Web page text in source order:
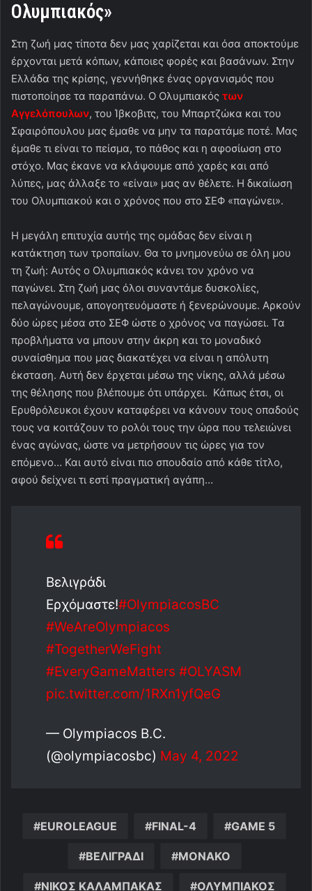
Ολυμπιακός»
Στη ζωή μας τίποτα δεν μας χαρίζεται και όσα αποκτούμε
έρχονται μετά κόπων, κάποιες φορές και βασάνων. Στην
Ελλάδα της κρίσης, γεννήθηκε ένας οργανισμός που
πιστοποίησε τα παραπάνω. Ο Ολυμπιακός των
Αγγελόπουλων, του Ίβκοβιτς, του Μπαρτζώκα και του
Σφαιρόπουλου μας έμαθε να μην τα παρατάμε ποτέ. Μας
έμαθε τι είναι το πείσμα, το πάθος και η αφοσίωση στο
στόχο. Μας έκανε να κλάψουμε από χαρές και από
λύπες, μας άλλαξε το «είναι» μας αν θέλετε. Η δικαίωση
του Ολυμπιακού και ο χρόνος που στο ΣΕΦ «παγώνει».
Η μεγάλη επιτυχία αυτής της ομάδας δεν είναι η
κατάκτηση των τροπαίων. Θα το μνημονεύω σε όλη μου
τη ζωή: Αυτός ο Ολυμπιακός κάνει τον χρόνο να
παγώνει. Στη ζωή μας όλοι συναντάμε δυσκολίες,
πελαγώνουμε, απογοητευόμαστε ή ξενερώνουμε. Αρκούν
δύο ώρες μέσα στο ΣΕΦ ώστε ο χρόνος να παγώσει. Τα
προβλήματα να μπουν στην άκρη και το μοναδικό
συναίσθημα που μας διακατέχει να είναι η απόλυτη
έκσταση. Αυτή δεν έρχεται μέσω της νίκης, αλλά μέσω
της θέλησης που βλέπουμε ότι υπάρχει. Κάπως έτσι, οι
Ερυθρόλευκοι έχουν καταφέρει να κάνουν τους οπαδούς
τους να κοιτάζουν το ρολόι τους την ώρα που τελειώνει
ένας αγώνας, ώστε να μετρήσουν τις ώρες για τον
επόμενο… Και αυτό είναι πιο σπουδαίο από κάθε τίτλο,
αφού δείχνει τι εστί πραγματική αγάπη…
Bελιγράδι
Ερχόμαστε!#OlympiacosBC
#WeAreOlympiacos
#TogetherWeFight
#EveryGameMatters #OLYASM
pic.twitter.com/1RXn1yfQeG
— Olympiacos B.C.
(@olympiacosbc) May 4, 2022
EUROLEAGUE FINAL-4 GAME 5
ΒΕΛΙΓΡΑΔΙ ΜΟΝΑΚΟ
ΝΙΚΟΣ ΚΑΛΑΜΠΑΚΑΣ ΟΛΥΜΠΙΑΚΟΣ